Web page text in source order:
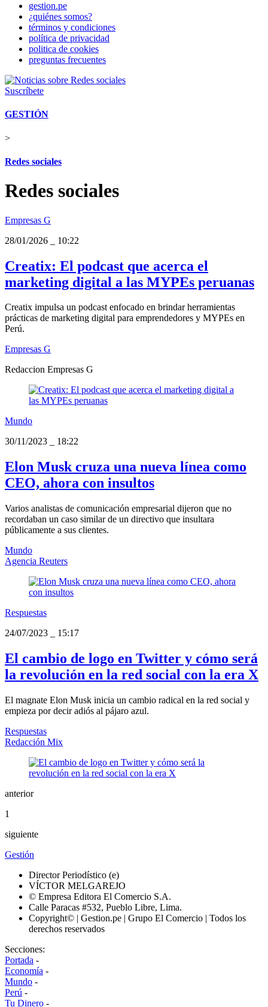
gestion.pe
¿quiénes somos?
términos y condiciones
política de privacidad
politica de cookies
preguntas frecuentes
Suscríbete
GESTIÓN
>
Redes sociales
Redes sociales
Empresas G
28/01/2026
10:22
Creatix: El podcast que acerca el
marketing digital a las MYPEs peruanas
Creatix impulsa un podcast enfocado en brindar herramientas
prácticas de marketing digital para emprendedores y MYPEs en
Perú.
Empresas G
Redaccion Empresas G
Mundo
30/11/2023
18:22
Elon Musk cruza una nueva línea como
CEO, ahora con insultos
Varios analistas de comunicación empresarial dijeron que no
recordaban un caso similar de un directivo que insultara
públicamente a sus clientes.
Mundo
Agencia Reuters
Respuestas
24/07/2023
15:17
El cambio de logo en Twitter y cómo será
la revolución en la red social con la era X
El magnate Elon Musk inicia un cambio radical en la red social y
empieza por decir adiós al pájaro azul.
Respuestas
Redacción Mix
anterior
1
siguiente
Gestión
Director Periodístico (e)
VÍCTOR MELGAREJO
© Empresa Editora El Comercio S.A.
Calle Paracas #532, Pueblo Libre, Lima.
Copyright© | Gestion.pe | Grupo El Comercio | Todos los
derechos reservados
Secciones:
Portada -
Economía -
Mundo -
Perú -
Tu Dinero -